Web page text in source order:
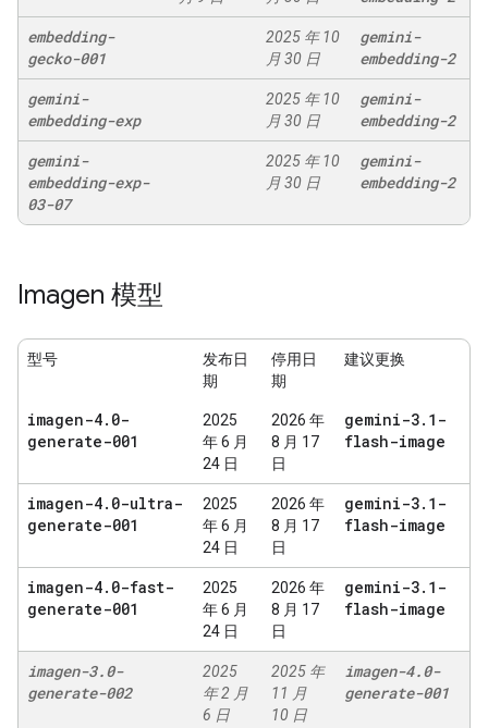
embedding-
gecko-001
2025 年 10
月 30 日
gemini-
embedding-2
gemini-
embedding-exp
2025 年 10
月 30 日
gemini-
embedding-2
gemini-
embedding-exp-
03-07
2025 年 10
月 30 日
gemini-
embedding-2
Imagen 模型
型号
发布日
期
停用日
期
建议更换
imagen-4. 0-
generate-001
2025
年 6 月
24 日
2026 年
8 月 17
日
gemini-3. 1-
flash-image
imagen-4. 0-ultra-
generate-001
2025
年 6 月
24 日
2026 年
8 月 17
日
gemini-3. 1-
flash-image
imagen-4. 0-fast-
generate-001
2025
年 6 月
24 日
2026 年
8 月 17
日
gemini-3. 1-
flash-image
imagen-3.0-
generate-002
2025
年 2 月
6 日
2025 年
11 月
10 日
imagen-4.0-
generate-001